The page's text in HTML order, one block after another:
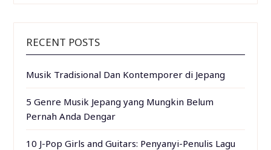
RECENT POSTS
Musik Tradisional Dan Kontemporer di Jepang
5 Genre Musik Jepang yang Mungkin Belum
Pernah Anda Dengar
10 J-Pop Girls and Guitars: Penyanyi-Penulis Lagu